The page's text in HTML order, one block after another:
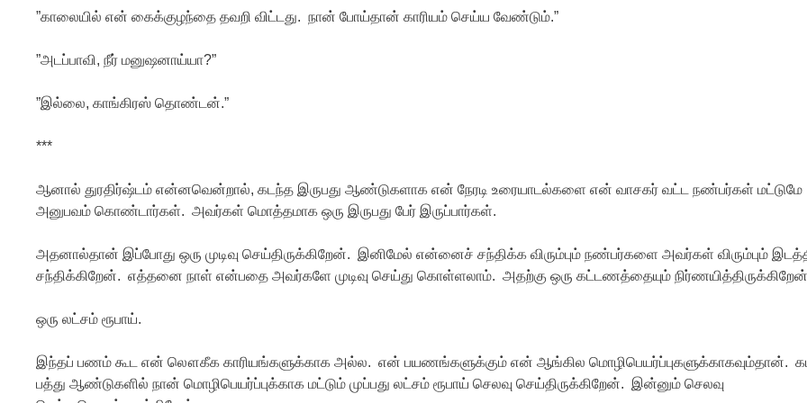
”காலையில் என் கைக்குழந்தை தவறி விட்டது. நான் போய்தான் காரியம் செய்ய வேண்டும்.”
”அடப்பாவி, நீர் மனுஷனாய்யா?”
”இல்லை, காங்கிரஸ் தொண்டன்.”
***
ஆனால் துரதிர்ஷ்டம் என்னவென்றால், கடந்த இருபது ஆண்டுகளாக என் நேரடி உரையாடல்களை என் வாசகர் வட்ட நண்பர்கள் மட்டுமே
அனுபவம் கொண்டார்கள். அவர்கள் மொத்தமாக ஒரு இருபது பேர் இருப்பார்கள்.
அதனால்தான் இப்போது ஒரு முடிவு செய்திருக்கிறேன். இனிமேல் என்னைச் சந்திக்க விரும்பும் நண்பர்களை அவர்கள் விரும்பும்
சந்திக்கிறேன். எத்தனை நாள் என்பதை அவர்களே முடிவு செய்து கொள்ளலாம். அதற்கு ஒரு கட்டணத்தையும்
ஒரு லட்சம் ரூபாய்.
இந்தப் பணம் கூட என் லௌகீக காரியங்களுக்காக அல்ல. என் பயணங்களுக்கும் என் ஆங்கில மொழிபெயர்ப்புகளுக்காகவும்தான்.
பத்து ஆண்டுகளில் நான் மொழிபெயர்ப்புக்காக மட்டும் முப்பது லட்சம் ரூபாய் செலவு செய்திருக்கிறேன். இன்னும் செலவு